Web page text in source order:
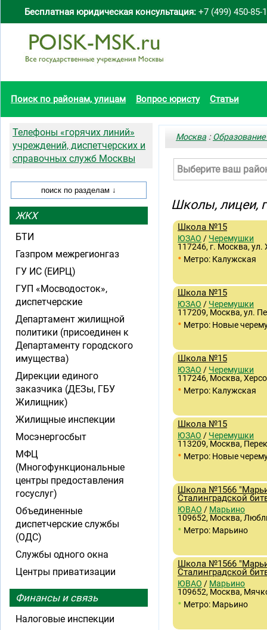
Бесплатная юридическая консультация: +7 (499) 450-85-
Поиск по районам, улицам Вопрос юристу Статьи
Москва :
Выберите ваш
Школы, лицеи,
Школа №15
ЮЗАО / Черемушки
117246, г. Москва, ул.
• Метро: Калужская
Школа №15
ЮЗАО / Черемушки
117209, Москва, ул.
• Метро: Новые
Школа №15
ЮЗАО / Черемушки
117246, Москва,
• Метро: Калужская
Школа №15
ЮЗАО / Черемушки
113209, Москва,
• Метро: Новые
Школа №1566
Сталинградской
ЮВАО / Марьино
109652, Москва,
• Метро: Марьино
Школа №1566
Сталинградской
ЮВАО / Марьино
109652, Москва,
• Метро: Марьино
Телефоны «горячих линий»
учреждений, диспетчерских и
справочных служб Москвы
ЖКХ
БТИ
Газпром межрегионгаз
ГУ ИС (ЕИРЦ)
ГУП «Мосводосток»,
диспетчерские
Департамент жилищной
политики (присоединен к
Департаменту городского
имущества)
Дирекции единого
заказчика (ДЕЗы, ГБУ
Жилищник)
Жилищные инспекции
Мосэнергосбыт
МФЦ
(Многофункциональные
центры предоставления
госуслуг)
Объединенные
диспетчерские службы
(ОДС)
Службы одного окна
Центры приватизации
Финансы и связь
Налоговые инспекции